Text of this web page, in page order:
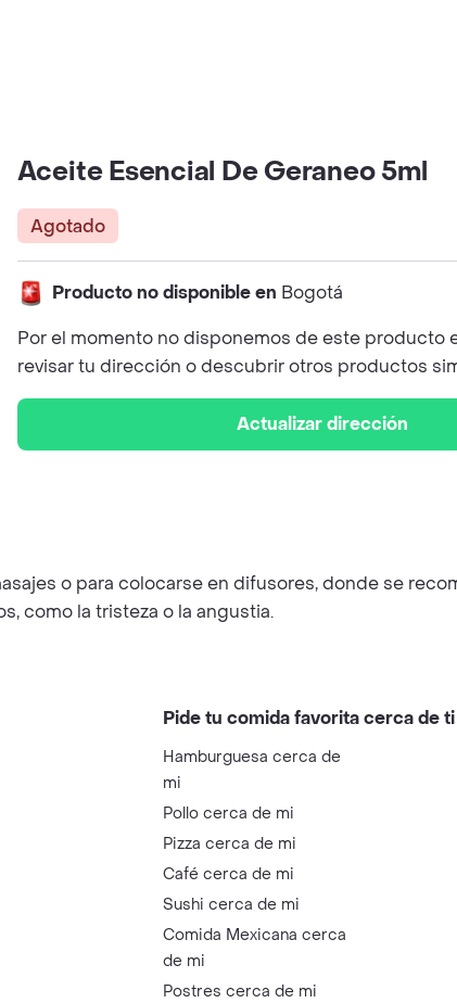
Aceite Esencial De Geraneo 5ml
Agotado
Producto no disponible en Bogotá
Por el momento no disponemos de este producto
revisar tu dirección o descubrir otros productos
Actualizar dirección
o para colocarse en difusores, donde se
como la tristeza o la angustia.
Pide tu comida favorita cerca de ti
Hamburguesa cerca de
mi
Pollo cerca de mi
Pizza cerca de mi
Café cerca de mi
Sushi cerca de mi
Comida Mexicana cerca
de mi
Postres cerca de mi